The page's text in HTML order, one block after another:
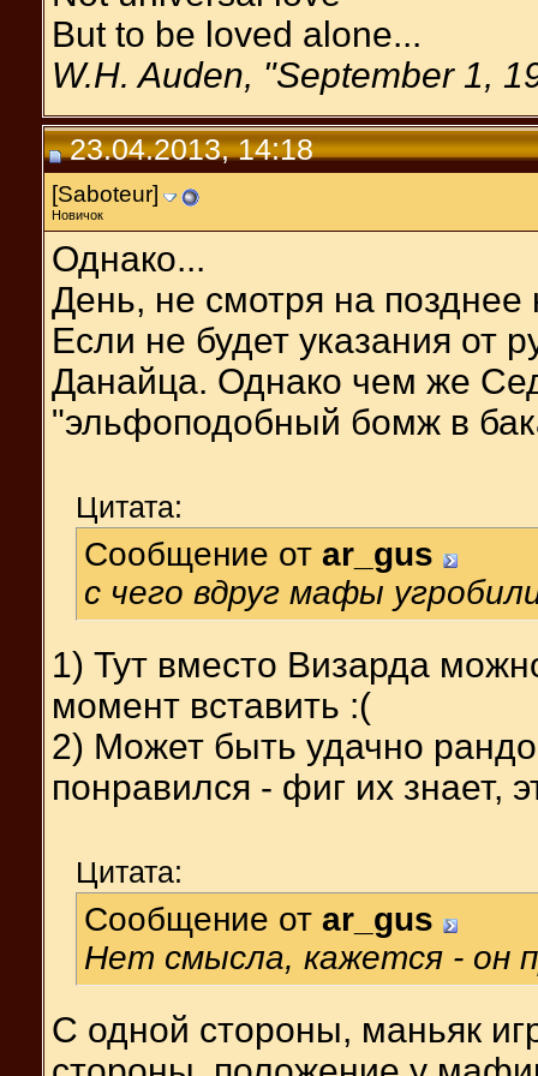
But to be loved alone...
W.H. Auden, "September 1,
23.04.2013, 14:18
[Saboteur]
Новичок
Однако...
День, не смотря на позднее
Если не будет указания от
Данайца. Однако чем же
"эльфоподобный бомж в
Цитата:
Сообщение от ar_gus
с чего вдруг мафы
1) Тут вместо Визарда
момент вставить :(
2) Может быть удачно
понравился - фиг их знает,
Цитата:
Сообщение от ar_gus
Нет смысла, кажется - он
С одной стороны, маньяк